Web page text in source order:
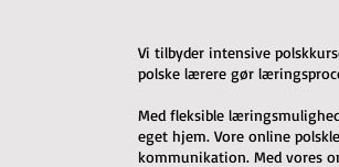
Vi tilbyder intensive
polske lærere gør
Med fleksible
eget hjem. Vore online
kommunikation. Med vores